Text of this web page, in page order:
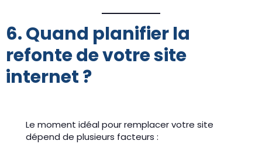
6. Quand planifier la
refonte de votre site
internet ?
Le moment idéal pour remplacer votre site
dépend de plusieurs facteurs :